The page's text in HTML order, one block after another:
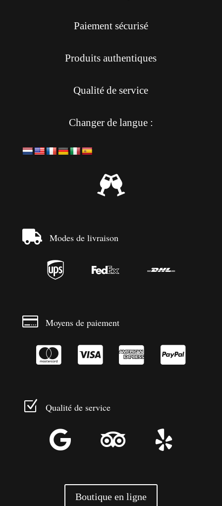
Paiement sécurisé
Produits authentiques
Qualité de service
Changer de langue :

 Modes de livraison
  
 Moyens de paiement
   
Z Qualité de service
  
Boutique en ligne